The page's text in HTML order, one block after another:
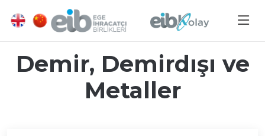
Demir, Demirdışı ve
Metaller